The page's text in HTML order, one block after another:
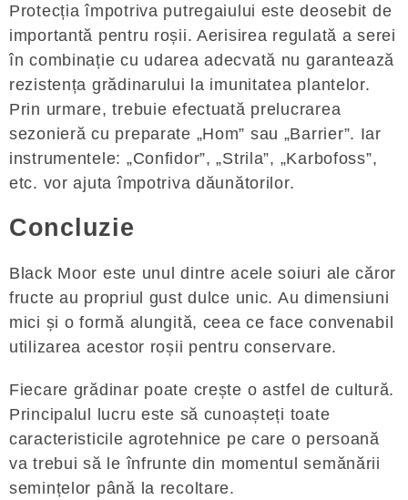
Protecția împotriva putregaiului este deosebit de
importantă pentru roșii. Aerisirea regulată a serei
în combinație cu udarea adecvată nu garantează
rezistența grădinarului la imunitatea plantelor.
Prin urmare, trebuie efectuată prelucrarea
sezonieră cu preparate „Hom” sau „Barrier”. Iar
instrumentele: „Confidor”, „Strila”, „Karbofoss”,
etc. vor ajuta împotriva dăunătorilor.
Concluzie
Black Moor este unul dintre acele soiuri ale căror
fructe au propriul gust dulce unic. Au dimensiuni
mici și o formă alungită, ceea ce face convenabil
utilizarea acestor roșii pentru conservare.
Fiecare grădinar poate crește o astfel de cultură.
Principalul lucru este să cunoașteți toate
caracteristicile agrotehnice pe care o persoană
va trebui să le înfrunte din momentul semănării
semințelor până la recoltare.